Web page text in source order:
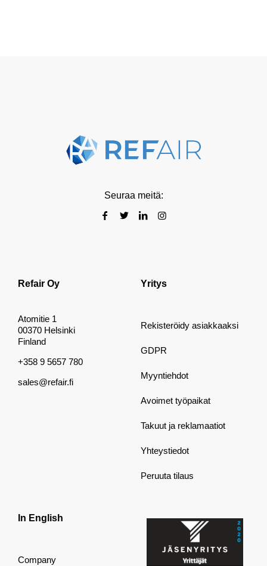
Seuraa meitä:
Refair Oy
Atomitie 1
00370 Helsinki
Finland
+358 9 5657 780
sales@refair.fi
Yritys
Rekisteröidy asiakkaaksi
GDPR
Myyntiehdot
Avoimet työpaikat
Takuut ja reklamaatiot
Yhteystiedot
Peruuta tilaus
In English
Company